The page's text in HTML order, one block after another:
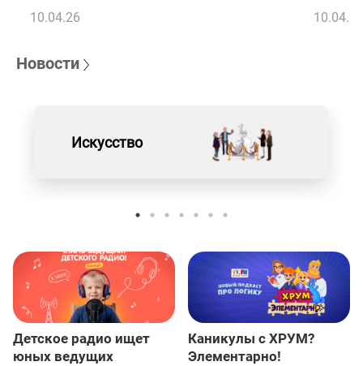
10.04.26
10.04.26
Новости
Искусство
Детское радио ищет
юных ведущих
Каникулы с ХРУМ?
Элементарно!